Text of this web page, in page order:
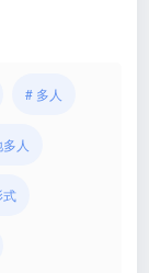
# 多人
人
式